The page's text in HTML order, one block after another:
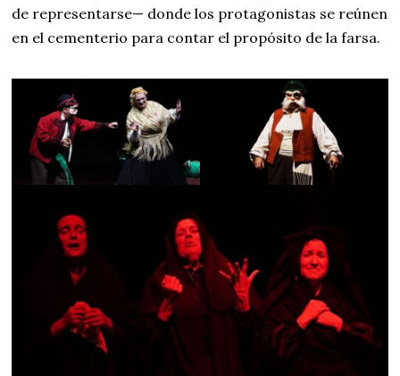
de representarse— donde los protagonistas se reúnen
en el cementerio para contar el propósito de la farsa.